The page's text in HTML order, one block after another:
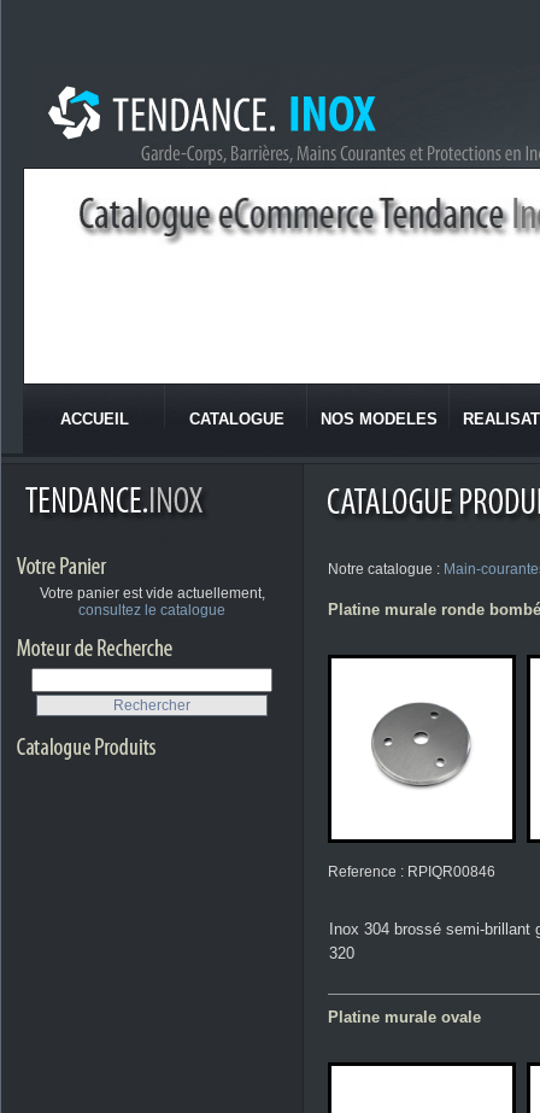
ACCUEIL CATALOGUE NOS MODELES
Votre panier est vide actuellement,
consultez le catalogue
Notre catalogue : Main-
Platine murale ronde
Reference : RPIQR00846
Inox 304 brossé semi-brillant
320
Platine murale ovale